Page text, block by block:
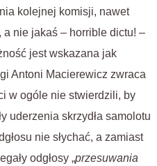
kolejnej komisji, nawet
a nie jakaś – horrible dictu! –
jest wskazana jak
Antoni Macierewicz zwraca
w ogóle nie stwierdzili, by
uderzenia skrzydła samolotu
nie słychać, a zamiast
odgłosy „przesuwania